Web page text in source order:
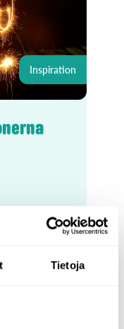
Tietoja
Inspiration
Läs mer